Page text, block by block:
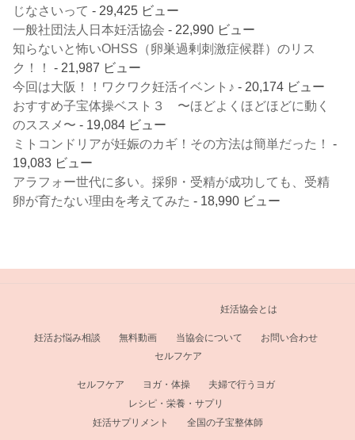
じなさいって - 29,425 ビュー
一般社団法人日本妊活協会 - 22,990 ビュー
知らないと怖いOHSS（卵巣過剰刺激症候群）のリス
ク！！
- 21,987 ビュー
今回は大阪！！ワクワク妊活イベント♪ - 20,174 ビュー
おすすめ子宝体操ベスト３ 〜ほどよくほどほどに動く
のススメ〜 - 19,084 ビュー
ミトコンドリアが妊娠のカギ！その方法は簡単だった！
-
19,083 ビュー
アラフォー世代に多い。採卵・受精が成功しても、受精
卵が育たない理由を考えてみた - 18,990 ビュー
妊活お悩み相談 無料動画
妊活協会とは
当協会について
お問い合わせ
セルフケア
セルフケア ヨガ・体操
夫婦で行うヨガ
レシピ・栄養・サプリ
妊活サプリメント
全国の子宝整体師